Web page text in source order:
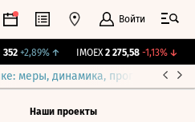
Войти
+2,89%↑ IMOEX 2 275,58 -1,13%↓
меры, динамика, прогнозы
Наши проекты